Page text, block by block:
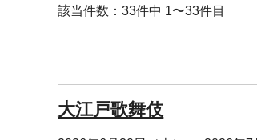
該当件数：33件中 1〜33件目
大江戸歌舞伎